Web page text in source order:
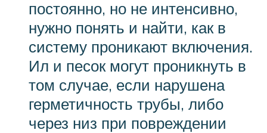
постоянно, но не интенсивно,
нужно понять и найти, как в
систему проникают включения.
Ил и песок могут проникнуть в
том случае, если нарушена
герметичность трубы, либо
через низ при повреждении